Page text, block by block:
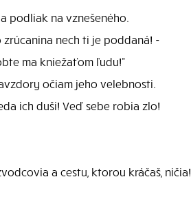
podliak na vznešeného.
nech ti je poddaná! -
ma kniežaťom ľudu!"
očiam jeho velebnosti.
ich duši! Veď sebe robia zlo!
a cestu, ktorou kráčaš, ničia!